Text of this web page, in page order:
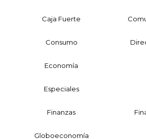
Caja Fuerte
Consumo
Economía
Especiales
Finanzas
Globoeconomía